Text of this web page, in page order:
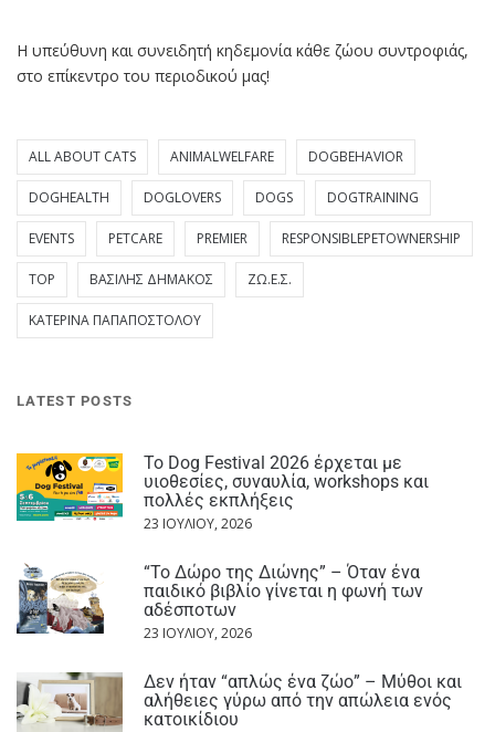
Η υπεύθυνη και συνειδητή κηδεμονία κάθε ζώου συντροφιάς,
στο επίκεντρο του περιοδικού μας!
ALL ABOUT CATS ANIMALWELFARE DOGBEHAVIOR
DOGHEALTH DOGLOVERS DOGS DOGTRAINING
EVENTS PETCARE PREMIER RESPONSIBLEPETOWNERSHIP
TOP ΒΑΣΊΛΗΣ ΔΗΜΆΚΟΣ ΖΩ.Ε.Σ.
ΚΑΤΕΡΊΝΑ ΠΑΠΑΠΟΣΤΌΛΟΥ
LATEST POSTS
Το Dog Festival 2026 έρχεται με
υιοθεσίες, συναυλία, workshops και
πολλές εκπλήξεις
23 ΙΟΥΛΊΟΥ, 2026
“Το Δώρο της Διώνης” – Όταν ένα
παιδικό βιβλίο γίνεται η φωνή των
αδέσποτων
23 ΙΟΥΛΊΟΥ, 2026
Δεν ήταν “απλώς ένα ζώο” – Μύθοι και
αλήθειες γύρω από την απώλεια ενός
κατοικίδιου